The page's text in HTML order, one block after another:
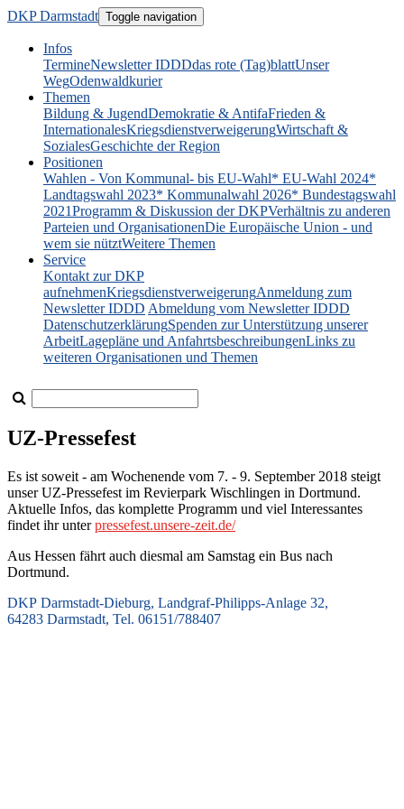
DKP Darmstadt Toggle navigation
Infos
TermineNewsletter IDDDdas rote (Tag)blattUnser
WegOdenwaldkurier
Themen
Bildung & JugendDemokratie & AntifaFrieden &
InternationalesKriegsdienstverweigerungWirtschaft &
SozialesGeschichte der Region
Positionen
Wahlen - Von Kommunal- bis EU-Wahl* EU-Wahl 2024*
Landtagswahl 2023* Kommunalwahl 2026* Bundestagswahl
2021Programm & Diskussion der DKPVerhältnis zu anderen
Parteien und OrganisationenDie Europäische Union - und
wem sie nütztWeitere Themen
Service
Kontakt zur DKP
aufnehmenKriegsdienstverweigerungAnmeldung zum
Newsletter IDDD Abmeldung vom Newsletter IDDD
DatenschutzerklärungSpenden zur Unterstützung unserer
ArbeitLagepläne und AnfahrtsbeschreibungenLinks zu
weiteren Organisationen und Themen
UZ-Pressefest
Es ist soweit - am Wochenende vom 7. - 9. September 2018 steigt
unser UZ-Pressefest im Revierpark Wischlingen in Dortmund.
Aktuelle Infos, das komplette Programm und viel Interessantes
findet ihr unterpressefest.unsere-zeit.de/
Aus Hessen fährt auch diesmal am Samstag ein Bus nach
Dortmund.
DKP Darmstadt-Dieburg, Landgraf-Philipps-Anlage 32,
64283 Darmstadt, Tel. 06151/788407